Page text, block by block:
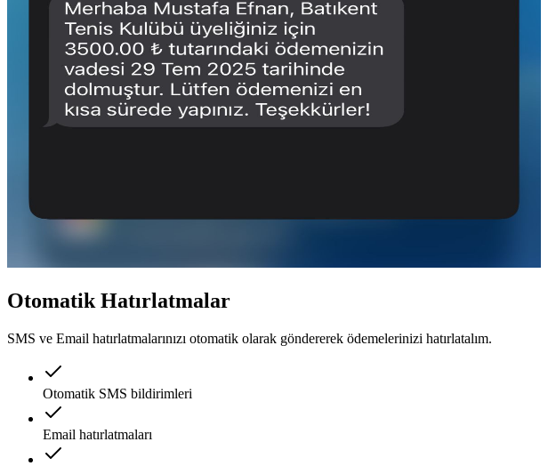
Otomatik Hatırlatmalar
SMS ve Email hatırlatmalarınızı otomatik olarak göndererek ödemelerinizi hatırlatalım.
Otomatik SMS bildirimleri
Email hatırlatmaları